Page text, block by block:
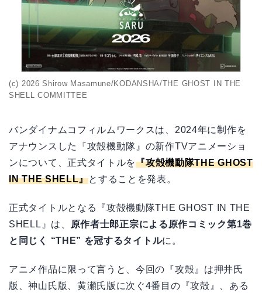
(c) 2026 Shirow Masamune/KODANSHA/THE GHOST IN THE
SHELL COMMITTEE
バンダイナムコフィルムワークスは、2024年に制作を
アナウンスした『攻殻機動隊』の新作TVアニメーショ
ンについて、正式タイトルを『攻殻機動隊THE GHOST
IN THE SHELL』とすることを発表。
正式タイトルとなる『攻殻機動隊THE GHOST IN THE
SHELL』は、
原作者士郎正宗による原作コミック第1巻
と同じく “THE” を冠するタイトルに。
アニメ作品に限って言うと、今回の『攻殻』は押井氏
版、神山氏版、黄瀬氏版に次ぐ4番目の『攻殻』、ある